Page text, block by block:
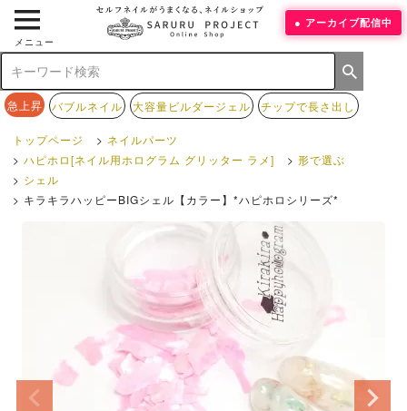
メニュー
急上昇 バブルネイル 大容量ビルダージェル チップで長さ出し
アーカイブ配信中
トップページ
ネイルパーツ
ハピホロ[ネイル用ホログラム グリッター ラメ]
形で選ぶ
シェル
キラキラハッピーBIGシェル【カラー】*ハピホロシリーズ*